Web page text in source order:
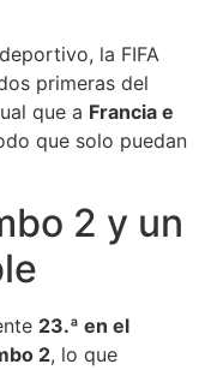
la FIFA
primeras del
que a Francia e
que solo puedan
2 y un
23.ª en el
2, lo que